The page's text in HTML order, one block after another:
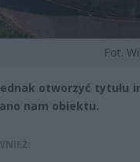
Fot.
otworzyć tytułu
nam obiektu.